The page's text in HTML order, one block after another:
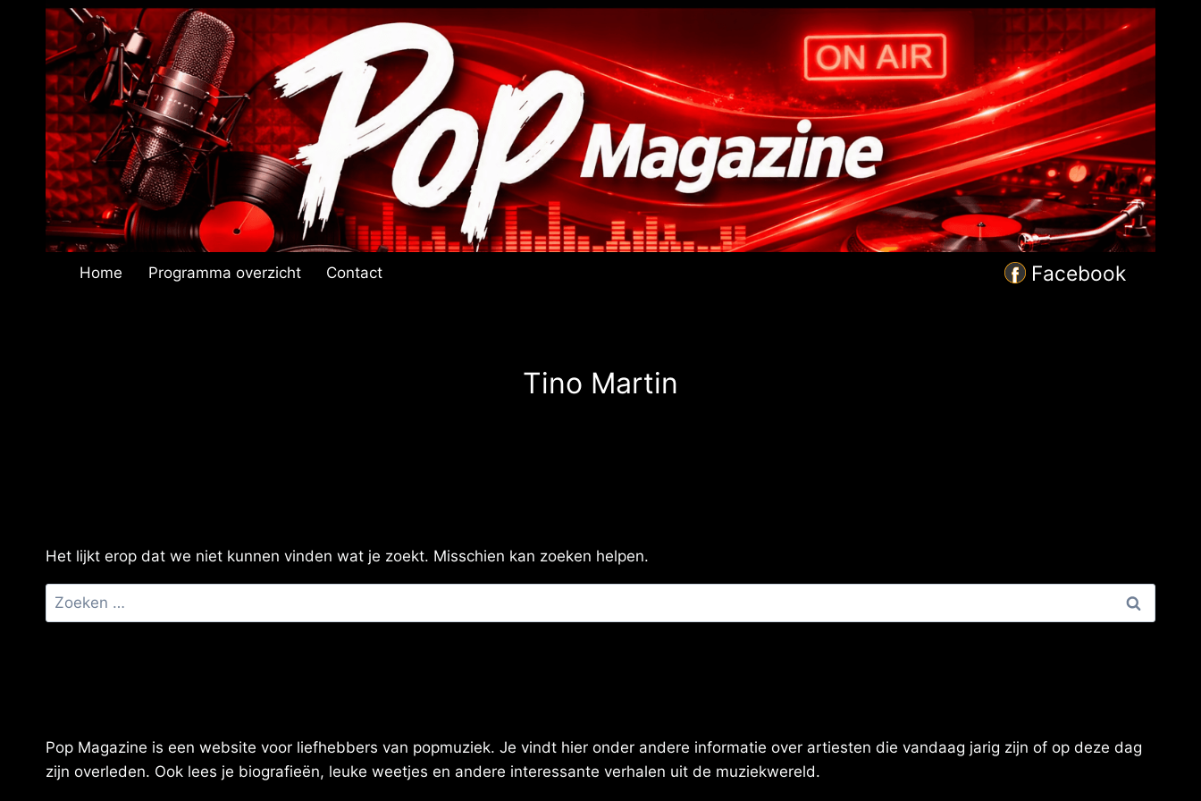
Doorgaan
inhoud
Home Programma overzicht Contact Facebook
Tino Martin
Het lijkt erop dat we niet kunnen vinden wat je zoekt. Misschien kan zoeken helpen.
Zoeken
naar:
Pop Magazine is een website voor liefhebbers van popmuziek. Je vindt hier onder andere informatie over artiesten die vandaag jarig zijn of op deze dag
zijn overleden. Ook lees je biografieën, leuke weetjes en andere interessante verhalen uit de muziekwereld.